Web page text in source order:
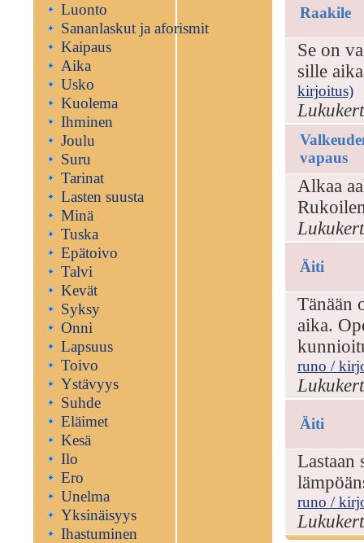
Luonto
Sananlaskut ja aforismit
Kaipaus
Aika
Usko
Kuolema
Ihminen
Joulu
Suru
Tarinat
Lasten suusta
Minä
Tuska
Epätoivo
Talvi
Kevät
Syksy
Onni
Lapsuus
Toivo
Ystävyys
Suhde
Eläimet
Kesä
Ilo
Ero
Unelma
Yksinäisyys
Ihastuminen
Raakile
Se on
sille
kirjoitus)
vapaus
Alkaa
Äiti
Tänään
aika.
runo /
Äiti
Lastaan
runo /